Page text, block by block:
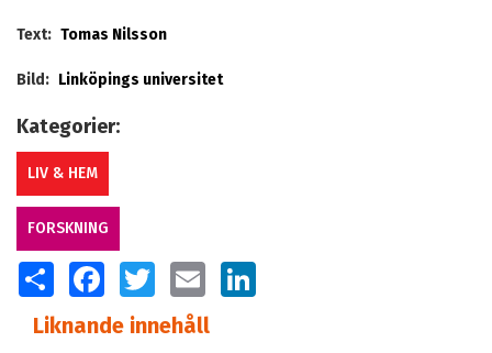
Text: Tomas Nilsson
Bild: Linköpings universitet
Kategorier:
LIV & HEM
FORSKNING
SHARE FACEBOOKTWITTER EMAIL
Liknande innehåll